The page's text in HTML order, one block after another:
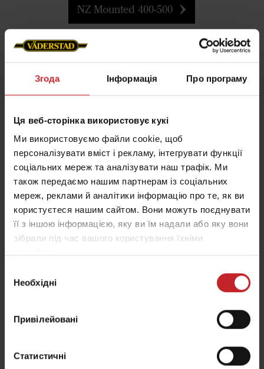
Згода Інформація Про програму
Ця веб-сторінка використовує кукі
Ми використовуємо файли cookie, щоб
персоналізувати вміст і рекламу, інтегрувати функції
соціальних мереж та аналізувати наш трафік. Ми
також передаємо нашим партнерам із соціальних
мереж, реклами й аналітики інформацію про те, як ви
користуєтеся нашим сайтом. Вони можуть поєднувати
її з іншою інформацією, яку ви їм надали або яку вони
зібрали під час вашого користування їхніми
згоди
Необхідні
Привілейовані
Статистичні
NZ Mounted 400-500
NZ Aggressive
Якісна підготовка насіннєвого ложа
передпосівного обробітку ґрунту, який доступний
Він оснащений вирівнювальною планкою
CrossBoard, та 5 або 6 рядами розпушувальних
Обробіток з високою інтенсивністю дозволяє